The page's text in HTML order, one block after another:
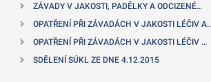
ZÁVADY V JAKOSTI, PADĚLKY A ODCIZENÉ…
OPATŘENÍ PŘI ZÁVADÁCH V JAKOSTI LÉČIV
OPATŘENÍ PŘI ZÁVADÁCH V JAKOSTI LÉČIV …
SDĚLENÍ SÚKL ZE DNE 4.12.2015